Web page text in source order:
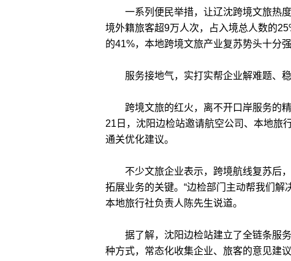
一系列便民举措，让辽沈跨境文旅热度
境外籍旅客超9万人次，占入境总人数的
的41%，本地跨境文旅产业复苏势头十分强
服务接地气，实打实帮企业解难题、
跨境文旅的红火，离不开口岸服务的精
21日，沈阳边检站邀请航空公司、本地旅
通关优化建议。
不少文旅企业表示，跨境航线复苏后，
拓展业务的关键。“边检部门主动帮我们解
本地旅行社负责人陈先生说道。
据了解，沈阳边检站建立了全链条服务
种方式，常态化收集企业、旅客的意见建